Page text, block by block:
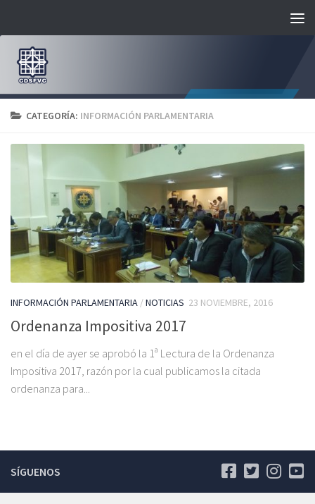
CATEGORÍA: INFORMACIÓN PARLAMENTARIA
INFORMACIÓN PARLAMENTARIA /NOTICIAS 23 NOVIEMBRE, 2016
Ordenanza Impositiva 2017
en el día de ayer se aprobó la 1ª Lectura de la Ordenanza
Impositiva 2017, razón por la cual publicamos la citada
ordenanza para...
SÍGUENOS